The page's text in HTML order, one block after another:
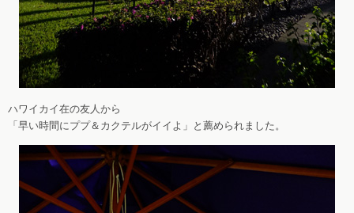
ハワイカイ在の友人から
「早い時間にププ＆カクテルがイイよ」と薦められました。